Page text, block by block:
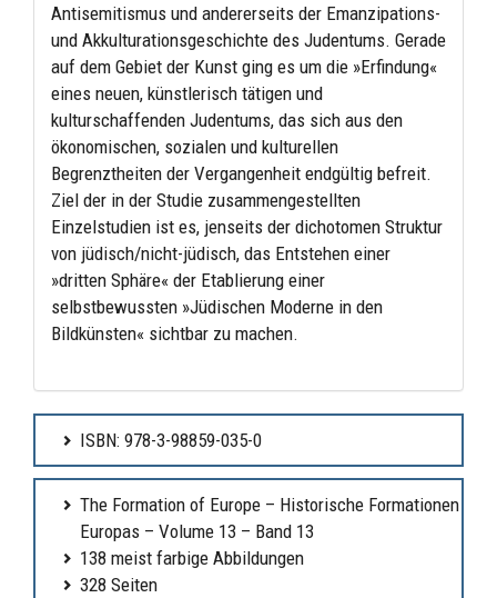
Antisemitismus und andererseits der Emanzipations-
und Akkulturationsgeschichte des Judentums. Gerade
auf dem Gebiet der Kunst ging es um die »Erfindung«
eines neuen, künstlerisch tätigen und
kulturschaffenden Judentums, das sich aus den
ökonomischen, sozialen und kulturellen
Begrenztheiten der Vergangenheit endgültig befreit.
Ziel der in der Studie zusammengestellten
Einzelstudien ist es, jenseits der dichotomen Struktur
von jüdisch/nicht-jüdisch, das Entstehen einer
»dritten Sphäre« der Etablierung einer
selbstbewussten »Jüdischen Moderne in den
Bildkünsten« sichtbar zu machen.
ISBN: 978-3-98859-035-0
The Formation of Europe – Historische Formationen
Europas – Volume 13 – Band 13
138 meist farbige Abbildungen
328 Seiten